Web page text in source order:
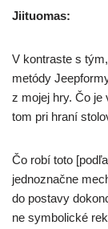
Jiituomas:
V kon­tras­te s
metó­dy
z mojej hry. Čo
tom pri hra­ní
Čo robí toto
jed­no­znač­ne
do posta­vy
ne sym­bo­lic­ké